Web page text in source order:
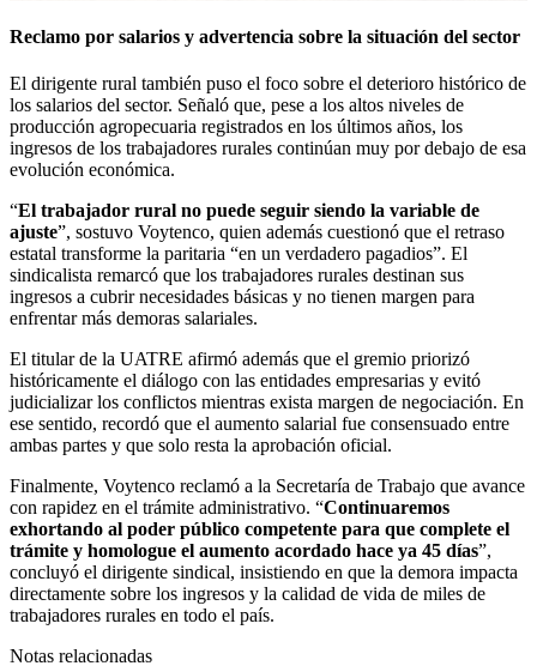
Reclamo por salarios y advertencia sobre la situación del sector
El dirigente rural también puso el foco sobre el deterioro histórico de
los salarios del sector. Señaló que, pese a los altos niveles de
producción agropecuaria registrados en los últimos años, los
ingresos de los trabajadores rurales continúan muy por debajo de esa
evolución económica.
“El trabajador rural no puede seguir siendo la variable de
ajuste”, sostuvo Voytenco, quien además cuestionó que el retraso
estatal transforme la paritaria “en un verdadero pagadios”. El
sindicalista remarcó que los trabajadores rurales destinan sus
ingresos a cubrir necesidades básicas y no tienen margen para
enfrentar más demoras salariales.
El titular de la UATRE afirmó además que el gremio priorizó
históricamente el diálogo con las entidades empresarias y evitó
judicializar los conflictos mientras exista margen de negociación. En
ese sentido, recordó que el aumento salarial fue consensuado entre
ambas partes y que solo resta la aprobación oficial.
Finalmente, Voytenco reclamó a la Secretaría de Trabajo que avance
con rapidez en el trámite administrativo. “Continuaremos
exhortando al poder público competente para que complete el
trámite y homologue el aumento acordado hace ya 45 días”,
concluyó el dirigente sindical, insistiendo en que la demora impacta
directamente sobre los ingresos y la calidad de vida de miles de
trabajadores rurales en todo el país.
Notas relacionadas